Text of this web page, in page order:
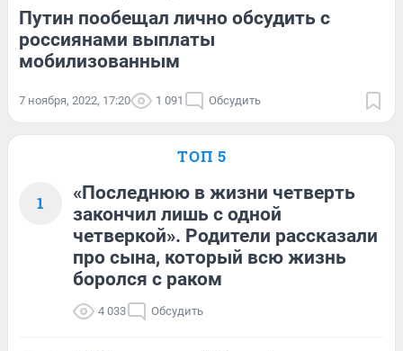
Путин пообещал лично обсудить с
россиянами выплаты
мобилизованным
7 ноября, 2022, 17:20 1 091 Обсудить
ТОП 5
1
«Последнюю в жизни четверть
закончил лишь с одной
четверкой». Родители рассказали
про сына, который всю жизнь
боролся с раком
4 033 Обсудить